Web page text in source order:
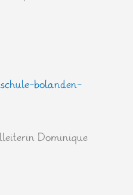
bolanden-
Dominique